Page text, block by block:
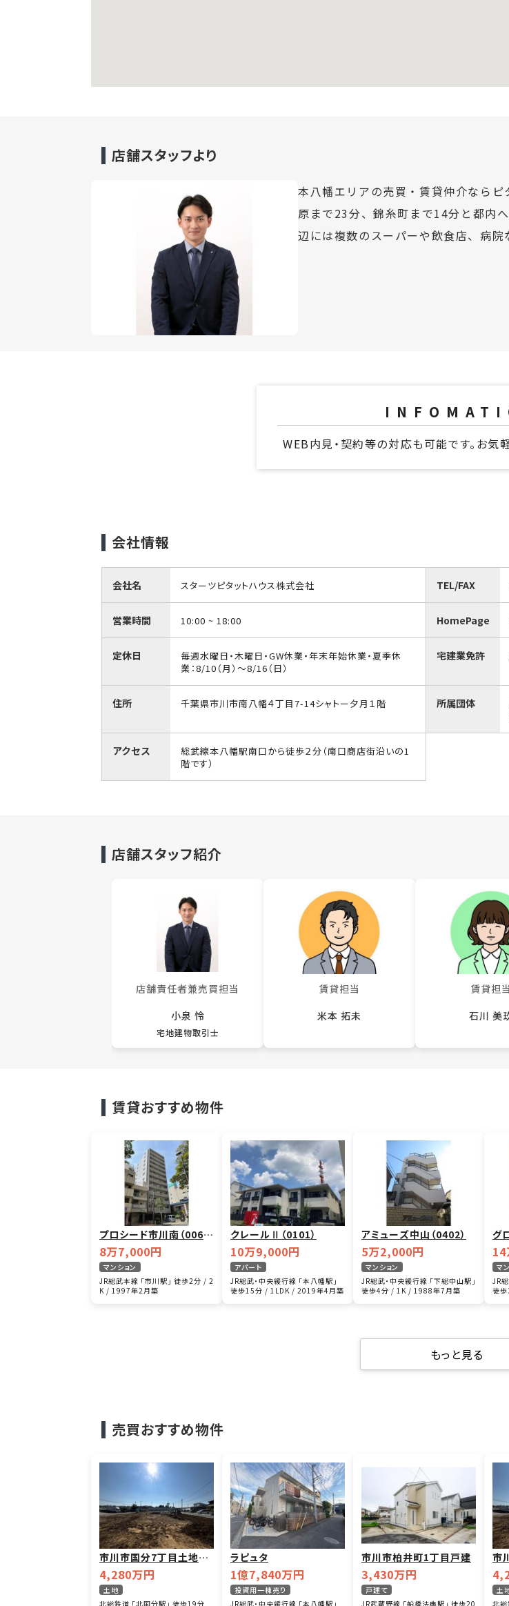
店舗スタッフより
本八幡エリアの売買・賃貸仲介なら
原まで23分、錦糸町まで14分と都内
辺には複数のスーパーや飲食店、病院
WEB内見・契約等の対応も可能です。お気
会社情報
会社名 スターツピタットハウス株式会社 TEL/FAX
営業時間 10:00 ~ 18:00 HomePage
定休日
毎週水曜日・木曜日・GW休業・年末年始休業・夏季休
業：8/10（月）〜8/16（日）
宅建業免許
住所 千葉県市川市南八幡４丁目7-14シャトー夕月１階 所属団体
アクセス
総武線本八幡駅南口から徒歩２分（南口商店街沿いの1
階です）
店舗スタッフ紹介
店舗責任者兼売買担当
小泉 怜
宅地建物取引士
賃貸担当
米本 拓未
賃貸担当
石川 美
賃貸おすすめ物件
プロシード市川南（006
2）
8万7,000円
マンション
JR総武本線 「市川駅」 徒歩2分 / 2
K / 1997年2月築
クレールⅡ（0101）
10万9,000円
アパート
JR総武・中央緩行線 「本八幡駅」
徒歩15分 / 1LDK / 2019年4月築
アミューズ中山（0402）
5万2,000円
マンション
JR総武・中央緩行線 「下総中山駅」
徒歩4分 / 1K / 1988年7月築
グ
ア
マ
JR
徒
もっと見る
売買おすすめ物件
市川市国分7丁目土地7
区画
4,280万円
土地
北総鉄道 「北国分駅」 徒歩19分
ラピュタ
1億7,840万円
投資用一棟売り
JR総武・中央緩行線 「本八幡駅」
市川市柏井町1丁目戸建
3,430万円
戸建て
JR武蔵野線 「船橋法典駅」 徒歩20
市
区
土
北総